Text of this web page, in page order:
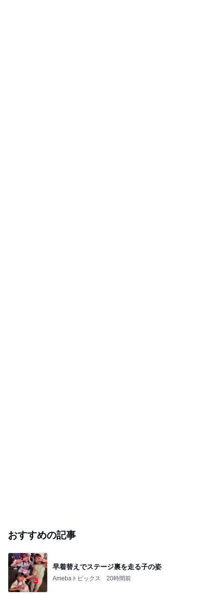
おすすめの記事
早着替えでステージ裏を走る子の姿
Amebaトピックス 20時間前